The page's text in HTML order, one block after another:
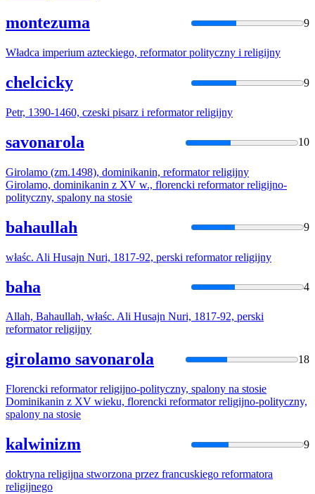
montezuma 9
Władca imperium azteckiego, reformatorpolityczny i religijny
chelcicky 9
Petr, 1390-1460, czeski pisarz i reformator religijny
savonarola 10
Girolamo (zm.1498), dominikanin, reformator religijny
Girolamo, dominikanin z XV w., florencki reformator religijno-
polityczny, spalony na stosie
bahaullah 9
właśc. Ali Husajn Nuri, 1817-92, perski reformator religijny
baha 4
Allah, Bahaullah, właśc. Ali Husajn Nuri, 1817-92, perski
reformator religijny
girolamo savonarola 18
Florencki reformator religijno-polityczny, spalony na stosie
Dominikanin z XV wieku, florencki reformator religijno-polityczny,
spalony na stosie
kalwinizm 9
doktryna religijna stworzona przez francuskiego reformatora
religijnego